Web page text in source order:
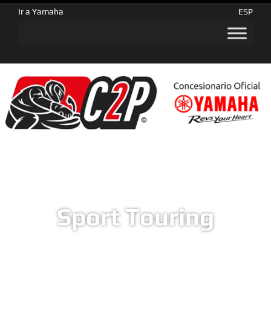
Ir a Yamaha ESP
Sport Touring